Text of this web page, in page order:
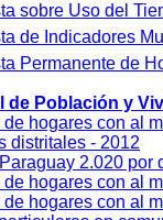
sobre Uso del
de Indicadores
Permanente de
de Población y
de hogares con al
distritales - 2012
2.020 por
de hogares con al
de hogares con al